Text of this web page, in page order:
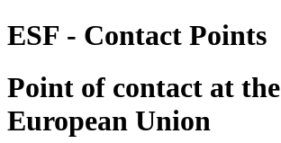
ESF - Contact Points
Point of contact at the
European Union